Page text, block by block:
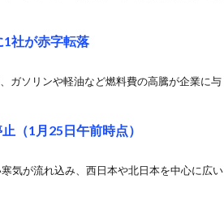
社が赤字転落
ガソリンや軽油など燃料費の高騰が企業に与
（1月25日午前時点）
気が流れ込み、西日本や北日本を中心に広い